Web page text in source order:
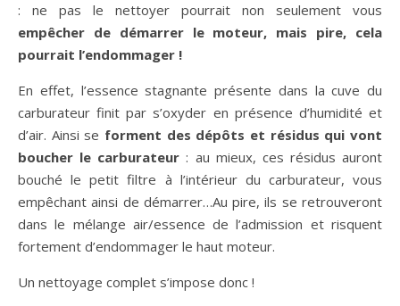
: ne pas le nettoyer pourrait non seulement vous
empêcher de démarrer le moteur, mais pire, cela
pourrait l’endommager !
En effet, l’essence stagnante présente dans la cuve du
carburateur finit par s’oxyder en présence d’humidité et
d’air. Ainsi se forment des dépôts et résidus qui vont
boucher le carburateur : au mieux, ces résidus auront
bouché le petit filtre à l’intérieur du carburateur, vous
empêchant ainsi de démarrer…Au pire, ils se retrouveront
dans le mélange air/essence de l’admission et risquent
fortement d’endommager le haut moteur.
Un nettoyage complet s’impose donc !